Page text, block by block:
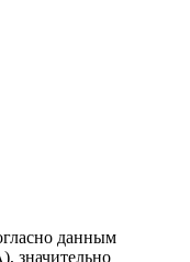
данным
значительно